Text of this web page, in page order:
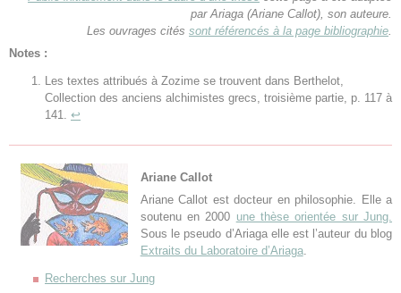
par Ariaga (Ariane Callot), son auteure.
Les ouvrages cités sont référencés à la page bibliographie
Notes :
Les textes attribués à Zozime se trouvent dans Berthelot,
Collection des anciens alchimistes grecs, troisième partie, p. 117 à
141. ↩
Ariane Callot
Ariane Callot est docteur en philosophie. Elle a
soutenu en 2000 une thèse orientée sur Jung.
Sous le pseudo d’Ariaga elle est l’auteur du blog
Extraits du Laboratoire d’Ariaga.
Recherches sur Jung